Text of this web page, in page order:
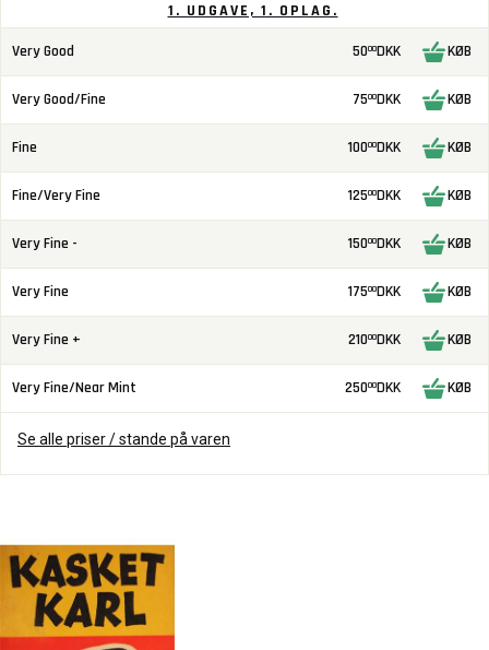
1. UDGAVE, 1. OPLAG.
Very Good 5000DKK KØB
Very Good/Fine 7500DKK KØB
Fine 10000DKK KØB
Fine/Very Fine 12500DKK KØB
Very Fine - 15000DKK KØB
Very Fine 17500DKK KØB
Very Fine + 21000DKK KØB
Very Fine/Near Mint 25000DKK KØB
Se alle priser / stande på varen